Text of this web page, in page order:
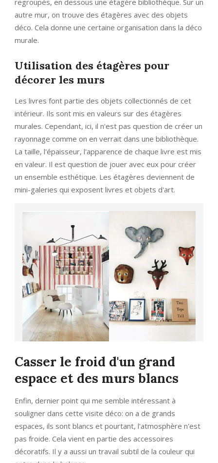
regroupés, en dessous une étagère bibliothèque. Sur un
autre mur, on trouve des étagères avec des objets
déco. Cela donne une certaine organisation dans la déco
murale.
Utilisation des étagères pour
décorer les murs
Les livres font partie des objets collectionnés de cet
intérieur. Ils sont mis en valeurs sur des étagères
murales. Cependant, ici, il n'est pas question de créer un
rayonnage comme on en verrait dans une bibliothèque.
La taille, l'épaisseur, l'apparence de chaque livre est mis
en valeur. Il est question de jouer avec eux pour créer
un ensemble esthétique. Les étagères deviennent de
mini-galeries qui exposent livres et objets d'art.
Casser le froid d'un grand
espace et des murs blancs
Enfin, dernier point qui me semble intéressant à
souligner dans cette visite déco: on a de grands
espaces, ils sont blancs et pourtant, l'atmosphère n'est
pas froide. Cela vient en partie des accessoires
décoratifs. Il y a aussi un travail subtil de la couleur qui